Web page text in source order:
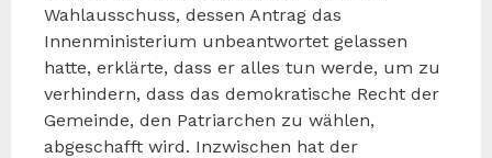
Wahlausschuss, dessen Antrag das
Innenministerium unbeantwortet gelassen
hatte, erklärte, dass er alles tun werde, um zu
verhindern, dass das demokratische Recht der
Gemeinde, den Patriarchen zu wählen,
abgeschafft wird. Inzwischen hat der